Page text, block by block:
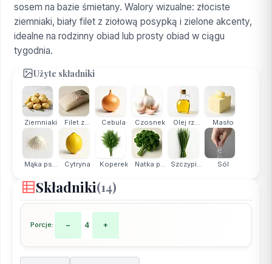
sosem na bazie śmietany. Walory wizualne: złociste
ziemniaki, biały filet z ziołową posypką i zielone akcenty,
idealne na rodzinny obiad lub prosty obiad w ciągu
tygodnia.
Użyte składniki
Ziemniaki Filet z... Cebula Czosnek Olej rz... Masło
Mąka ps... Cytryna Koperek Natka p... Szczypi... Sól
Składniki(14)
Porcje: − 4 +